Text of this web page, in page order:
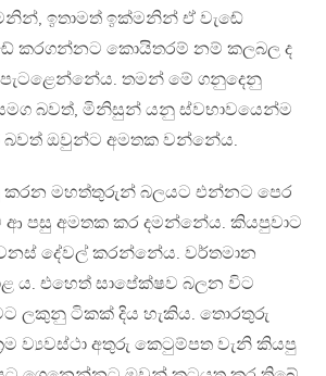
ඉතාමත් ඉක්මනින් ඒ වැඬේ
කරගන්නට කොයිතරම් නම් කලබල ද
පැටළෙන්නේය. තමන් මේ ගනුදෙනු
බවත්, මිනිසුන් යනු ස්වභාවයෙන්ම
ඔවුන්ට අමතක වන්නේය.
මහත්තුරුන් බලයට එන්නට පෙර
ආ පසු අමතක කර දමන්නේය. කියපුවාට
දේවල් කරන්නේය. වර්තමාන
ය. එහෙත් සාපේක්ෂව බලන විට
ලකුනු ටිකක් දිය හැකිය. තොරතුරු
ව්‍යවස්ථා අතුරු කෙටුම්පත වැනි කියපු